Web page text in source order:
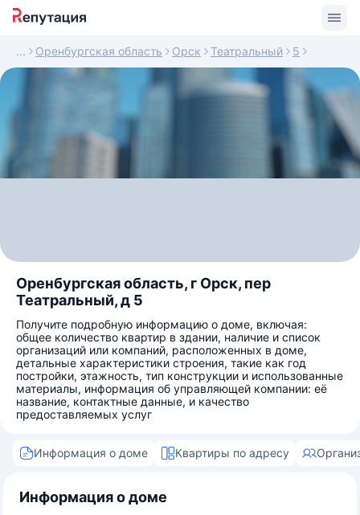
Оренбургская область Орск Театральный 5
Оренбургская область, г Орск, пер
Театральный, д 5
Получите подробную информацию о доме, включая:
общее количество квартир в здании, наличие и список
организаций или компаний, расположенных в доме,
детальные характеристики строения, такие как год
постройки, этажность, тип конструкции и использованные
материалы, информация об управляющей компании: её
название, контактные данные, и качество
предоставляемых услуг
Информация о доме Квартиры по адресу
Информация о доме